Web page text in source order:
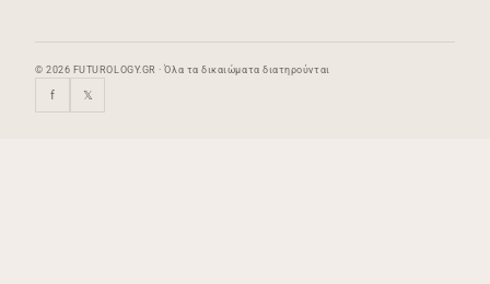
© 2026 FUTUROLOGY.GR · Όλα τα δικαιώματα διατηρούνται
f 𝕏